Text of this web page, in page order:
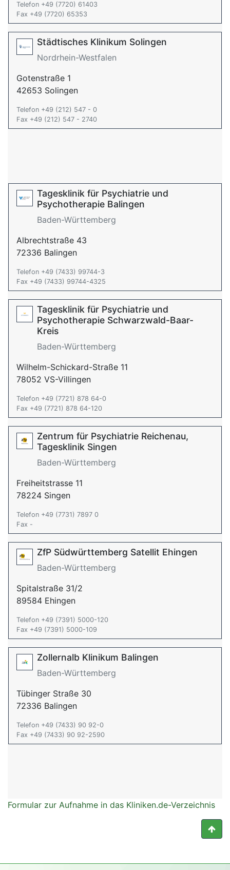
Telefon +49 (7720) 61403
Fax +49 (7720) 65353
Städtisches Klinikum Solingen
Nordrhein-Westfalen
Gotenstraße 1
42653 Solingen
Telefon +49 (212) 547 - 0
Fax +49 (212) 547 - 2740
Tagesklinik für Psychiatrie und
Psychotherapie Balingen
Baden-Württemberg
Albrechtstraße 43
72336 Balingen
Telefon +49 (7433) 99744-3
Fax +49 (7433) 99744-4325
Tagesklinik für Psychiatrie und
Psychotherapie Schwarzwald-Baar-
Kreis
Baden-Württemberg
Wilhelm-Schickard-Straße 11
78052 VS-Villingen
Telefon +49 (7721) 878 64-0
Fax +49 (7721) 878 64-120
Zentrum für Psychiatrie Reichenau,
Tagesklinik Singen
Baden-Württemberg
Freiheitstrasse 11
78224 Singen
Telefon +49 (7731) 7897 0
Fax -
ZfP Südwürttemberg Satellit Ehingen
Baden-Württemberg
Spitalstraße 31/2
89584 Ehingen
Telefon +49 (7391) 5000-120
Fax +49 (7391) 5000-109
Zollernalb Klinikum Balingen
Baden-Württemberg
Tübinger Straße 30
72336 Balingen
Telefon +49 (7433) 90 92-0
Fax +49 (7433) 90 92-2590
Formular zur Aufnahme in das Kliniken.de-Verzeichnis